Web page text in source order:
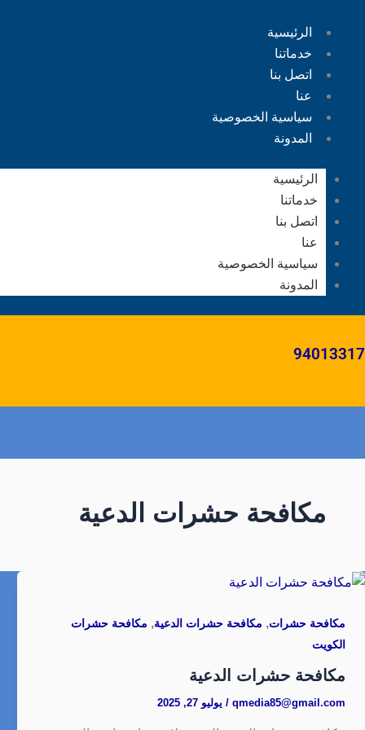
الرئيسية
خدماتنا
اتصل بنا
عنا
سياسية الخصوصية
المدونة
الرئيسية
خدماتنا
اتصل بنا
عنا
سياسية الخصوصية
المدونة
94013317
مكافحة حشرات الدعية
مكافحة حشرات, مكافحة حشرات الدعية, مكافحة حشرات
الكويت
مكافحة حشرات الدعية
qmedia85@gmail.com
/ يوليو 27, 2025